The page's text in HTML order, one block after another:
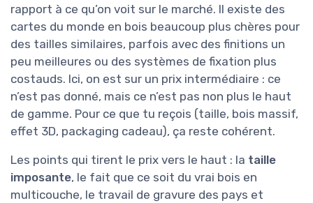
rapport à ce qu’on voit sur le marché. Il existe des
cartes du monde en bois beaucoup plus chères pour
des tailles similaires, parfois avec des finitions un
peu meilleures ou des systèmes de fixation plus
costauds. Ici, on est sur un prix intermédiaire : ce
n’est pas donné, mais ce n’est pas non plus le haut
de gamme. Pour ce que tu reçois (taille, bois massif,
effet 3D, packaging cadeau), ça reste cohérent.
Les points qui tirent le prix vers le haut : la taille
imposante, le fait que ce soit du vrai bois en
multicouche, le travail de gravure des pays et